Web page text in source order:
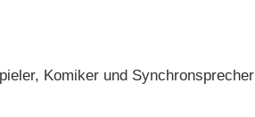
Komiker und Synchronsprecher